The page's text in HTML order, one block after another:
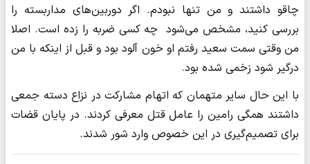
چاقو داشتند و من تنها نبودم. اگر دوربین‌های مداربسته را
بررسی کنید، مشخص می‌شود چه کسی ضربه را زده است. اصلا
من وقتی سمت سعید رفتم او خون آلود بود و قبل از اینکه با من
درگیر شود زخمی شده‌ بود.
با این حال سایر متهمان که اتهام مشارکت در نزاع دسته جمعی
داشتند همگی رامین را عامل قتل معرفی کردند. در پایان قضات
برای تصمیم‌گیری در این خصوص وارد شور شدند.